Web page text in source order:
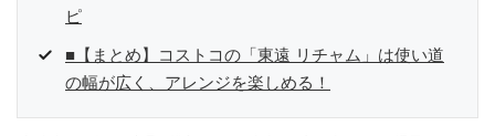
ピ
■【まとめ】コストコの「東遠 リチャム」は使い道
の幅が広く、アレンジを楽しめる！